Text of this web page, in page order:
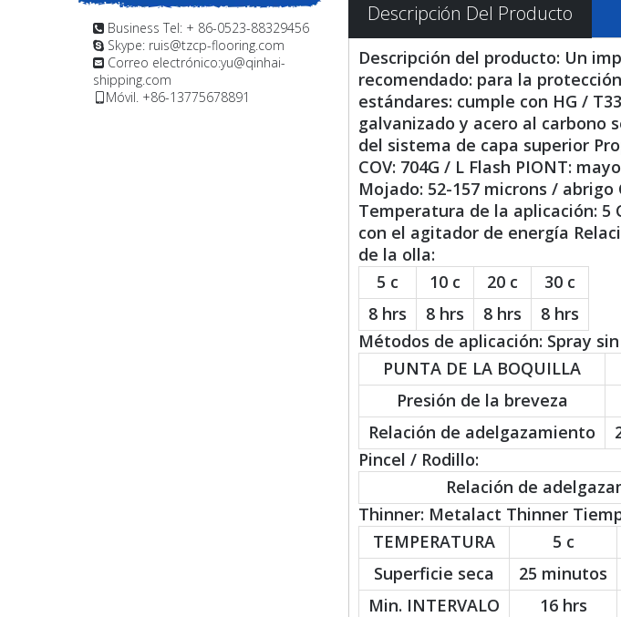
 Business Tel: + 86-0523-88329456
 Skype: ruis@tzcp-flooring.com
 Correo electrónico:yu@qinhai-
shipping.com
Móvil. +86-13775678891
Descripción Del Producto
Descripción del producto: Un
recomendado: para la
estándares: cumple con HG /
galvanizado y acero al carbono
del sistema de capa superior
COV: 704G / ​​L Flash PIONT:
Mojado: 52-157 microns / abrigo
Temperatura de la aplicación: 5
con el agitador de energía
de la olla:
5 c
10 c 20 c
30 c
8 hrs
8 hrs 8 hrs
8 hrs
Métodos de aplicación: Spray
PUNTA DE LA BOQUILLA
Presión de la breveza
Relación de adelgazamiento
Pincel / Rodillo:
Relación de
Thinner: Metalact Thinner
TEMPERATURA
5 c
Superficie seca
25 minutos
Min. INTERVALO
16 hrs